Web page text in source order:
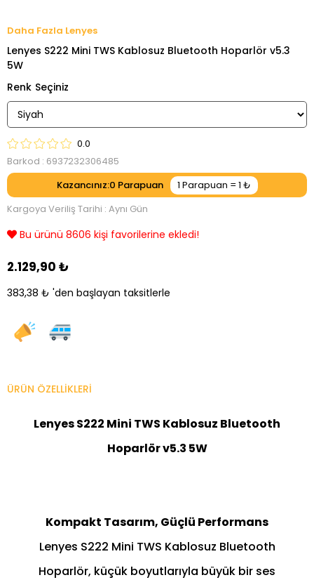
Lenyes
Lenyes S222 Mini TWS Kablosuz Bluetooth Hoparlör v5.3
5W
Renk
0.0
Barkod : 6937232306485
Kazancınız:0
Kargoya Veriliş Tarihi : Aynı Gün
Bu ürünü 8606 kişi favorilerine ekledi!
2.129,90 ₺
383,38 ₺ 'den başlayan taksitlerle
ÜRÜN ÖZELLIKLERI
Lenyes S222 Mini TWS Kablosuz Bluetooth
Hoparlör v5.3 5W
Kompakt Tasarım, Güçlü Performans
Lenyes S222 Mini TWS Kablosuz Bluetooth
Hoparlör, küçük boyutlarıyla büyük bir ses